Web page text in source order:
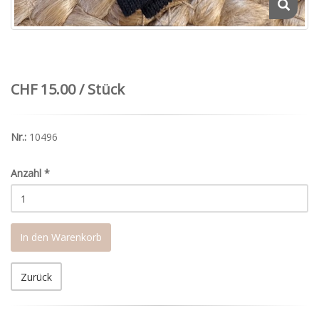
CHF 15.00 / Stück
Nr.: 10496
Anzahl *
In den Warenkorb
Zurück